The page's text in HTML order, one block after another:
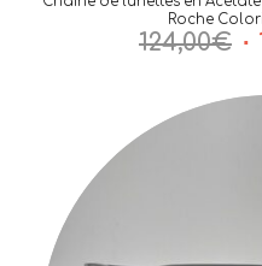
Roche
124,00€